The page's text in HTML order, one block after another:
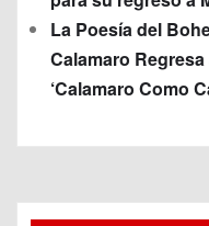
La Poesía del
Calamaro
‘Calamaro Como